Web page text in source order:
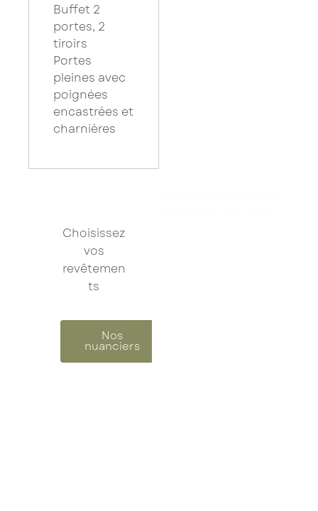
Buffet 2
portes, 2
tiroirs
Portes
pleines avec
poignées
encastrées et
charnières
Choisissez
vos
revêtemen
ts
Nos
nuanciers
Saissisez votre adresse Email pour vous inscrire :
Je confirme mon inscription à la newsletter
Les champs marqués d’un astérisque (
obligatoires.